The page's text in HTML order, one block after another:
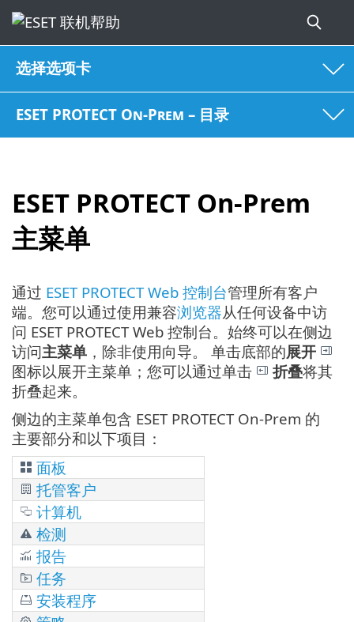
选择选项卡
ESET PROTECT On-Prem – 目录
ESET PROTECT On-Prem
主菜单
通过 ESET PROTECT Web 控制台管理所有客户
端。您可以通过使用兼容浏览器从任何设备中访
问 ESET PROTECT Web 控制台。始终可以在侧边
访问主菜单 ，除非使用向导。 单击底部的展开
图标以展开主菜单；您可以通过单击
折叠将其
折叠起来。
侧边的主菜单包含 ESET PROTECT On-Prem 的
主要部分和以下项目：
面板
托管客户
计算机
检测
报告
任务
安装程序